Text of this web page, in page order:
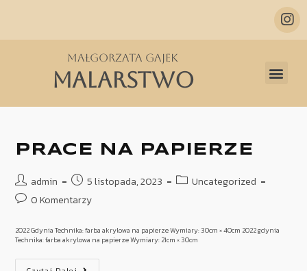
Małgorzata Gajek
MALARSTWO
PRACE NA PAPIERZE
admin 5 listopada, 2023
Uncategorized
0 Komentarzy
2022 Gdynia Technika: farba akrylowa na papierze Wymiary: 30cm × 40cm 2022 gdynia
Technika: farba akrylowa na papierze Wymiary: 21cm × 30cm